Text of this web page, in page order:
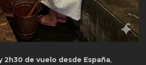
2h30 de vuelo desde España,